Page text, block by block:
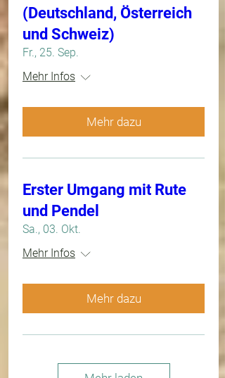
(Deutschland, Österreich
und Schweiz)
Fr., 25. Sep.
Mehr Infos
Mehr dazu
Erster Umgang mit Rute
und Pendel
Sa., 03. Okt.
Mehr Infos
Mehr dazu